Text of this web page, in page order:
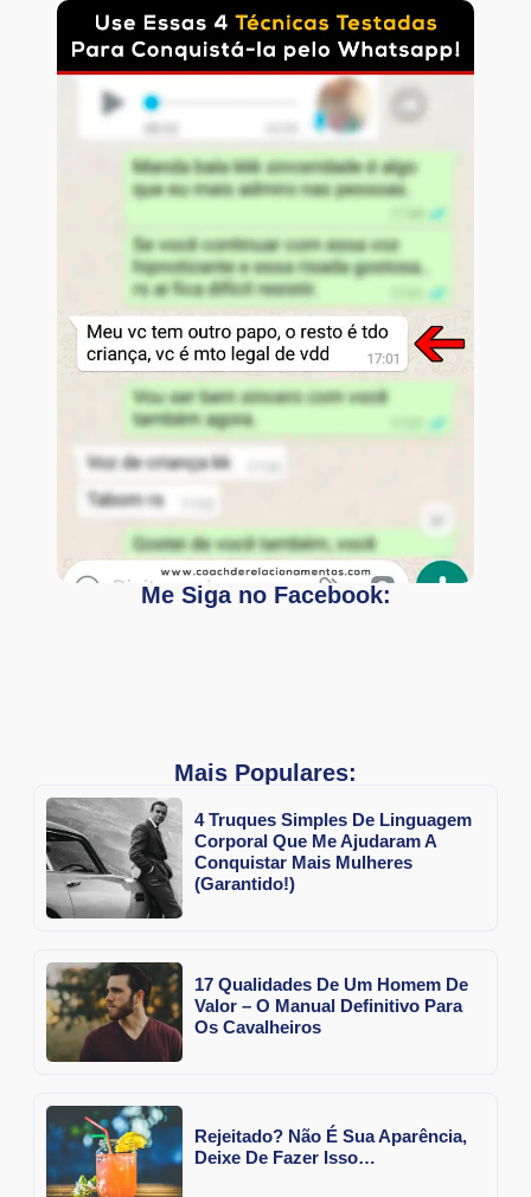
Me Siga no Facebook:
Mais Populares:
4 Truques Simples De Linguagem
Corporal Que Me Ajudaram A
Conquistar Mais Mulheres
(Garantido!)
17 Qualidades De Um Homem De
Valor – O Manual Definitivo Para
Os Cavalheiros
Rejeitado? Não É Sua Aparência,
Deixe De Fazer Isso…